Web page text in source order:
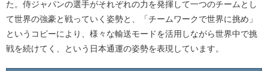
た。侍ジャパンの選手がそれぞれの力を発揮して一つのチームとし
て世界の強豪と戦っていく姿勢と、「チームワークで世界に挑め」
というコピーにより、様々な輸送モードを活用しながら世界中で挑
戦を続けてく、という日本通運の姿勢を表現しています。